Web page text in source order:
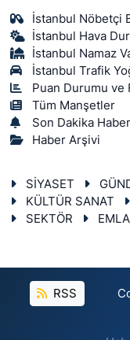
İstanbul Nöbetçi
İstanbul Hava
İstanbul Namaz
İstanbul Trafik
Puan Durumu ve
Tüm Manşetler
Son Dakika
Haber Arşivi
SİYASET
KÜLTÜR SANAT
SEKTÖR
RSS